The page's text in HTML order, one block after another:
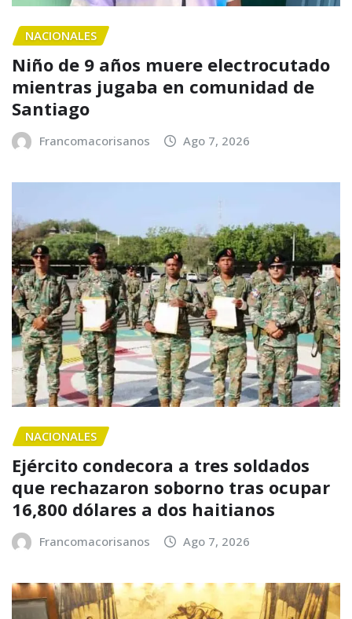
NACIONALES
Niño de 9 años muere electrocutado
mientras jugaba en comunidad de
Santiago
Francomacorisanos Ago 7, 2026
NACIONALES
Ejército condecora a tres soldados
que rechazaron soborno tras ocupar
16,800 dólares a dos haitianos
Francomacorisanos Ago 7, 2026